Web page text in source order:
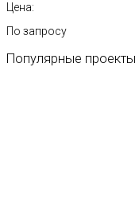
Цена:
По запросу
Популярные проекты